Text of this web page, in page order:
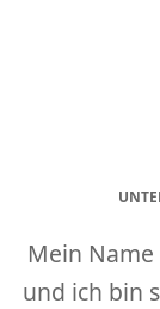
Mein
und ich bin